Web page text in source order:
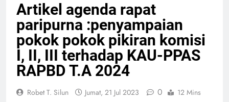
di Pekanbaru
2 Jam Lalu
Dugaan Galian C Bodong
Bermodus Perataan Lokasi
Mencuat, Krimsus Polda
Riau Akan Tinjauan Lokasi
2 Jam Lalu
Artikel agenda rapat
paripurna :penyampaian
pokok pokok pikiran komisi
I, II, III terhadap KAU-PPAS
RAPBD T.A 2024
Robet T. Silun Jumat, 21 Jul 2023 0 12 Mins